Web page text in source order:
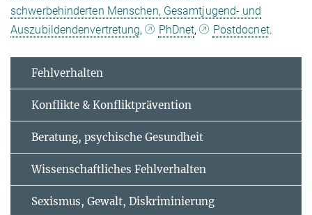
schwerbehinderten Menschen, Gesamtjugend- und
Auszubildendenvertretung, PhDnet, Postdocnet.
Fehlverhalten
Konflikte & Konfliktprävention
Beratung, psychische Gesundheit
Wissenschaftliches Fehlverhalten
Sexismus, Gewalt, Diskriminierung